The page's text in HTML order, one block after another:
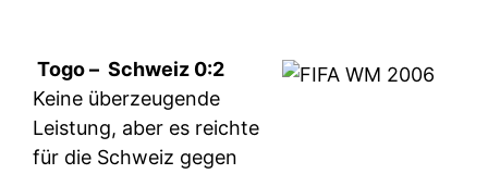
Togo – Schweiz 0:2
Keine überzeugende
Leistung, aber es reichte
für die Schweiz gegen